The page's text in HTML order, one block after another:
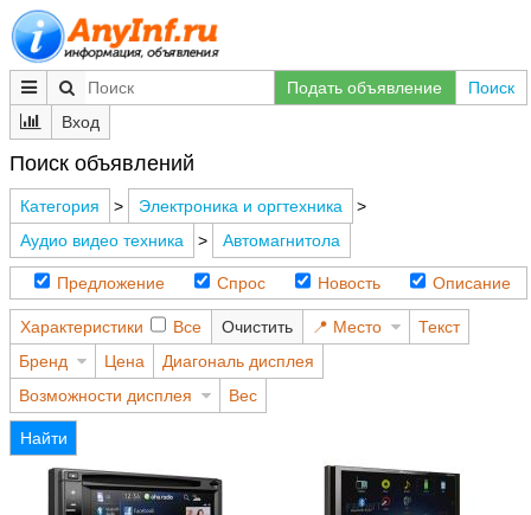
Подать объявление
Поиск
Вход
Поиск объявлений
Категория > Электроника и оргтехника
>
Аудио видео техника
> Автомагнитола
Предложение Спрос Новость Описание
Характеристики Все Очистить Место
Текст
Бренд
Цена
Диагональ дисплея
Возможности дисплея
Вес
Найти